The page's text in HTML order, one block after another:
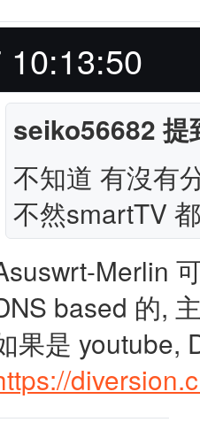
seiko56682 提
不知道 有沒有
不然smartTV
Merlin
based 的,
果是 youtube,